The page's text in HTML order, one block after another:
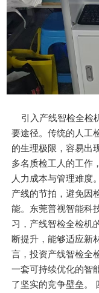
引入产线智检全检
要途径。传统的人工
的生理极限，容易出
多名质检工人的工作
人力成本与管理难度
产线的节拍，避免因
能。东莞普视智能科
习，产线智检全检机
断提升，能够适应新
言，投资产线智检全
一套可持续优化的智
了坚实的竞争壁垒。